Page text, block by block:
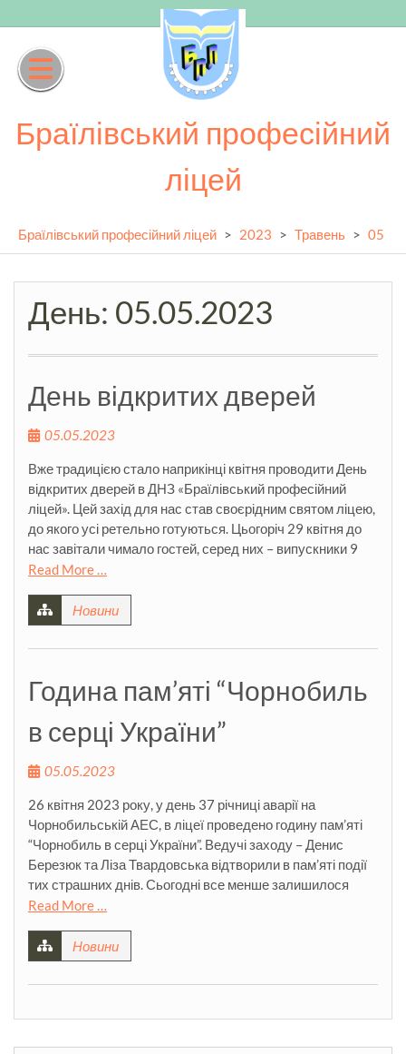
to
content
Браїлівський професійний
ліцей
Браїлівський професійний ліцей > 2023 > Травень > 05
День: 05.05.2023
День відкритих дверей
05.05.2023
Вже традицією стало наприкінці квітня проводити День
відкритих дверей в ДНЗ «Браїлівський професійний
ліцей». Цей захід для нас став своєрідним святом ліцею,
до якого усі ретельно готуються. Цьогоріч 29 квітня до
нас завітали чимало гостей, серед них – випускники 9
Read More …
Новини
Година пам’яті “Чорнобиль
в серці України”
05.05.2023
26 квітня 2023 року, у день 37 річниці аварії на
Чорнобильській АЕС, в ліцеї проведено годину пам’яті
“Чорнобиль в серці України”. Ведучі заходу – Денис
Березюк та Ліза Твардовська відтворили в пам’яті події
тих страшних днів. Сьогодні все менше залишилося
Read More …
Новини